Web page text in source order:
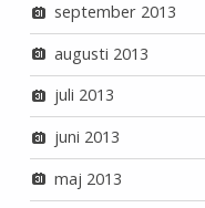
september 2013
augusti 2013
juli 2013
juni 2013
maj 2013